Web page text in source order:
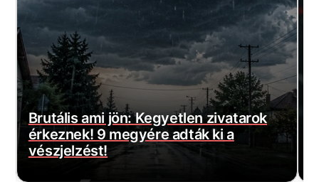
Magyar Péter bejelentette a várva-
várt jó hírt! Végre elkezdődött…